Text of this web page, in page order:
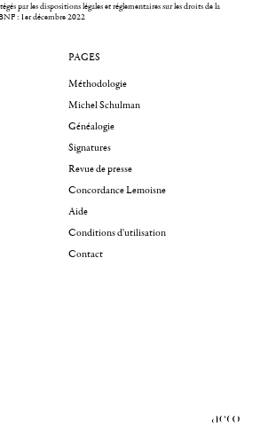
par les dispositions légales et réglementaires sur les droits de la
: 1er décembre 2022
PAGES
Méthodologie
Michel Schulman
Généalogie
Signatures
Revue de presse
Concordance Lemoisne
Aide
Conditions d'utilisation
Contact